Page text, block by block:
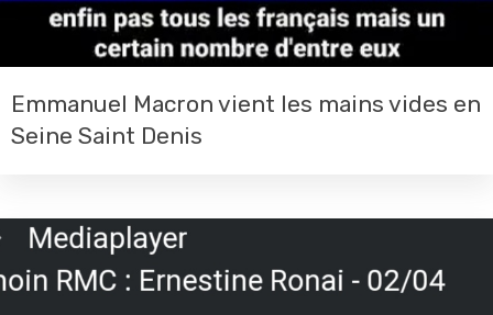
Emmanuel Macron vient les mains vides en
Seine Saint Denis